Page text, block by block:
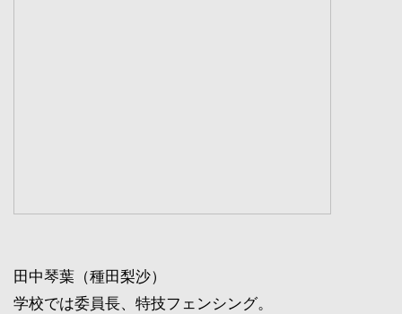
田中琴葉（種田梨沙）
学校では委員長、特技フェンシング。